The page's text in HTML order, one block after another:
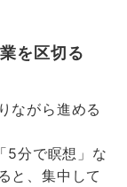
を区切る
ながら進める
5分で瞑想」な
と、集中して